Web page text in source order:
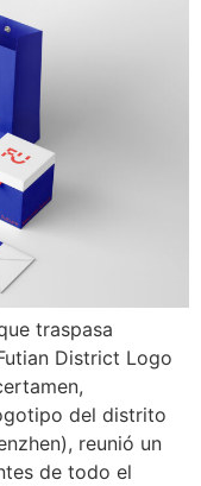
traspasa
District Logo
del distrito
reunió un
de todo el